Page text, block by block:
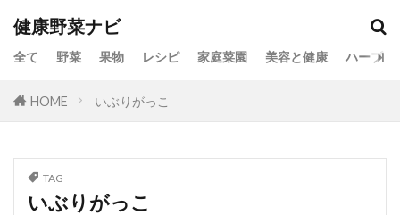
健康野菜ナビ
全て 野菜 果物 レシピ 家庭菜園 美容と健康 ハーブ
HOME いぶりがっこ
TAG
いぶりがっこ